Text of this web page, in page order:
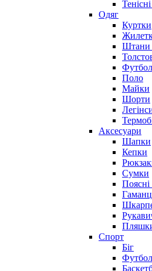
Одяг
Куртки
Штани
Поло
Майки
Шорти
Аксесуари
Шапки
Кепки
Сумки
Спорт
Біг
Футбол